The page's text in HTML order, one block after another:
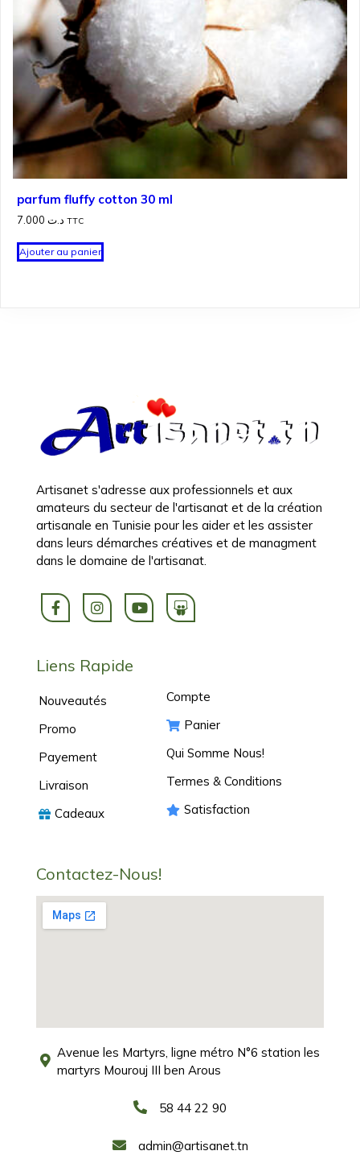
parfum fluffy cotton 30 ml
د.ت TTC
Ajouter au panier
Artisanet s'adresse aux professionnels et aux
amateurs du secteur de l'artisanat et de la création
artisanale en Tunisie pour les aider et les assister
dans leurs démarches créatives et de managment
dans le domaine de l'artisanat.
Liens Rapide
Nouveautés
Promo
Payement
Livraison
Cadeaux
Compte
Panier
Qui Somme Nous!
Termes & Conditions
Satisfaction
Contactez-Nous!
Avenue les Martyrs, ligne métro N°6 station les
martyrs Mourouj III ben Arous
58 44 22 90
admin@artisanet.tn